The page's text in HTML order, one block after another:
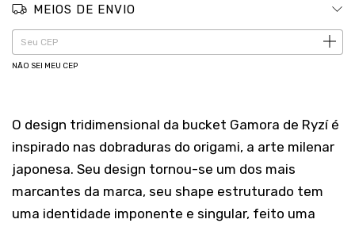
MEIOS DE ENVIO
ALTERAR CEP
NÃO SEI MEU CEP
O design tridimensional da bucket Gamora de Ryzí é
inspirado nas dobraduras do origami, a arte milenar
japonesa. Seu design tornou-se um dos mais
marcantes da marca, seu shape estruturado tem
uma identidade imponente e singular, feito uma